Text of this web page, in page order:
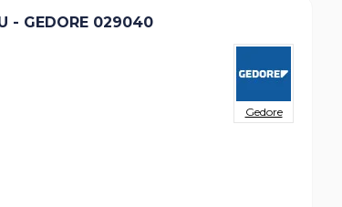
- GEDORE 029040
Gedore